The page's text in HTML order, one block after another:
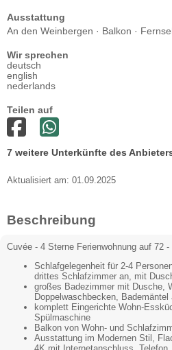
Ausstattung
An den Weinbergen · Balkon ·
Wir sprechen
deutsch
english
nederlands
Teilen auf
7 weitere Unterkünfte des
Aktualisiert am: 01.09.2025
Beschreibung
Cuvée - 4 Sterne Ferienwohnung auf 72 -
Schlafgelegenheit für 2-4
drittes Schlafzimmer an, mit
großes Badezimmer mit Dusche,
Doppelwaschbecken,
komplett Eingerichte Wohn-
Spülmaschine
Balkon von Wohn- und
Ausstattung im Modernen Stil,